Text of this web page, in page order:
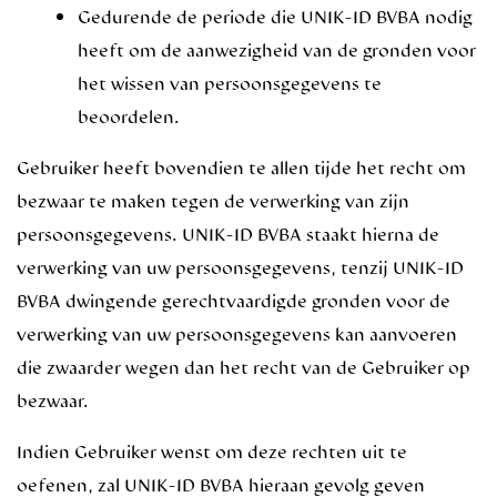
Gedurende de periode die UNIK-ID BVBA nodig
heeft om de aanwezigheid van de gronden voor
het wissen van persoonsgegevens te
beoordelen.
Gebruiker heeft bovendien te allen tijde het recht om
bezwaar te maken tegen de verwerking van zijn
persoonsgegevens. UNIK-ID BVBA staakt hierna de
verwerking van uw persoonsgegevens, tenzij UNIK-ID
BVBA dwingende gerechtvaardigde gronden voor de
verwerking van uw persoonsgegevens kan aanvoeren
die zwaarder wegen dan het recht van de Gebruiker op
bezwaar.
Indien Gebruiker wenst om deze rechten uit te
oefenen, zal UNIK-ID BVBA hieraan gevolg geven